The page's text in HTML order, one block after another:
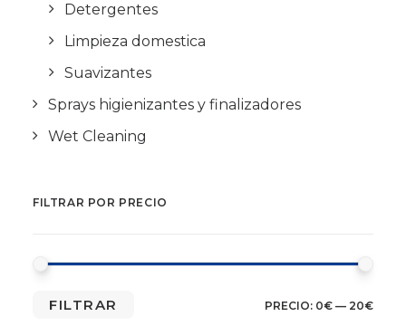
Detergentes
Limpieza domestica
Suavizantes
Sprays higienizantes y finalizadores
Wet Cleaning
FILTRAR POR PRECIO
FILTRAR PRECIO: 0€ — 20€